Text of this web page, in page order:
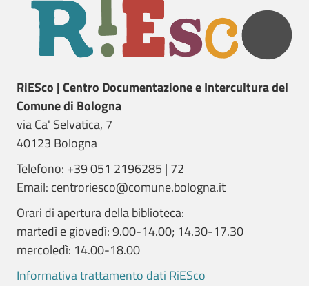
RiESco | Centro Documentazione e Intercultura del
Comune di Bologna
via Ca' Selvatica, 7
40123 Bologna
Telefono: +39 051 2196285 | 72
Email: centroriesco@comune.bologna.it
Orari di apertura della biblioteca:
martedì e giovedì: 9.00-14.00; 14.30-17.30
mercoledì: 14.00-18.00
Informativa trattamento dati RiESco